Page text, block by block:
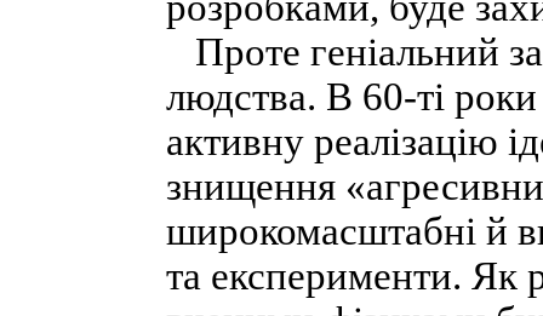
Проте геніальний
людства. В 60-ті
активну реалізацію
знищення
широкомасштабні й
та експерименти. Як